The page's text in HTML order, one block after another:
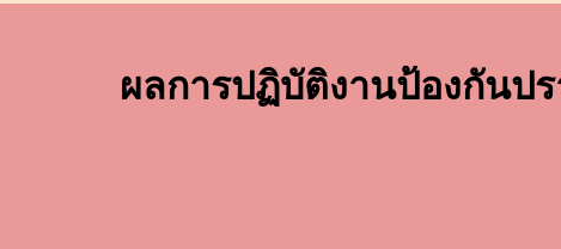
ผลการปฏิบัติงานป้องกันป